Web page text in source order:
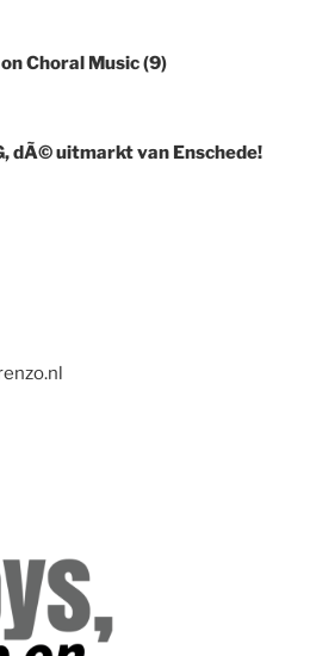
Choral Music (9)
dÃ© uitmarkt van Enschede!